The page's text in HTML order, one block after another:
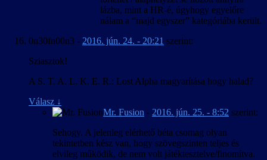
lázba, mint a HR-é, úgyhogy egyelőre
nálam a “majd egyszer” kategóriába került.
0n30fn00n3 - 2016. jún. 24. - 20:21 szerint:
Sziasztok!
A S. T. A. L. K. E. R.: Lost Alpha magyarítása hogy halad?
Válasz ↓
Mr. Fusion - 2016. jún. 25. - 8:52 szerint:
Sehogy. A jelenleg elérhető béta csomag olyan
tekintetben kész van, hogy szövegszinten teljes és
elvileg működik, de nem volt játéktesztelve/finomítva.